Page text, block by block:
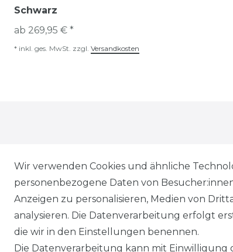
Schwarz
ab 269,95 € *
* inkl. ges. MwSt. zzgl. Versandkosten
* Alle Preise inkl. gesetzl. Mehrwertsteuer
** Lieferung innerhalb von Deutschland in 1-3
*** Unverbindliche Preisempfehlung des
Wir verwenden Cookies und ähnliche
personenbezogene Daten von
Anzeigen zu personalisieren, Medien von
analysieren. Die Datenverarbeitung erfolgt
die wir in den Einstellungen benennen.
Die Datenverarbeitung kann mit